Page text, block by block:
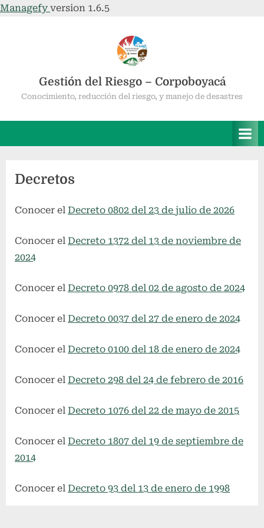
Managefy version 1.6.5
Gestión del Riesgo – Corpoboyacá
Conocimiento, reducción del riesgo, y manejo de desastres
Decretos
Conocer el Decreto 0802 del 23 de julio de 2026
Conocer el Decreto 1372 del 13 de noviembre de
2024
Conocer el Decreto 0978 del 02 de agosto de 2024
Conocer el Decreto 0037 del 27 de enero de 2024
Conocer el Decreto 0100 del 18 de enero de 2024
Conocer el Decreto 298 del 24 de febrero de 2016
Conocer el Decreto 1076 del 22 de mayo de 2015
Conocer el Decreto 1807 del 19 de septiembre de
2014
Conocer el Decreto 93 del 13 de enero de 1998